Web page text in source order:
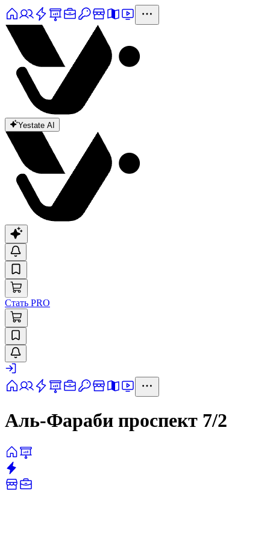
Yestate AI
Стать PRO
Аль-Фараби проспект 7/2